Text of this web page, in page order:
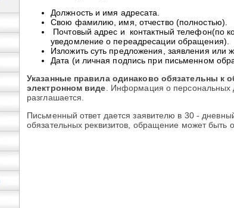
Должность и имя адресата.
Свою фамилию, имя, отчество (полностью).
Почтовый адрес и контактный телефон(по
уведомление о переадресации обращения).
Изложить суть предложения, заявления или
Дата (и личная подпись при письменном
Указанные правила одинаково обязательны к
электронном виде . Информация о
разглашается.
Письменный ответ дается заявителю в 30 -
обязательных реквизитов, обращение может быть